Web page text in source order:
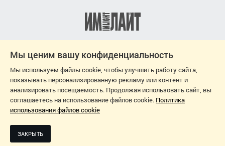
Мы ценим вашу конфиденциальность
Мы используем файлы cookie, чтобы улучшить работу сайта,
показывать персонализированную рекламу или контент и
анализировать посещаемость. Продолжая использовать сайт, вы
соглашаетесь на использование файлов cookie. Политика
использования файлов cookie
ЗАКРЫТЬ